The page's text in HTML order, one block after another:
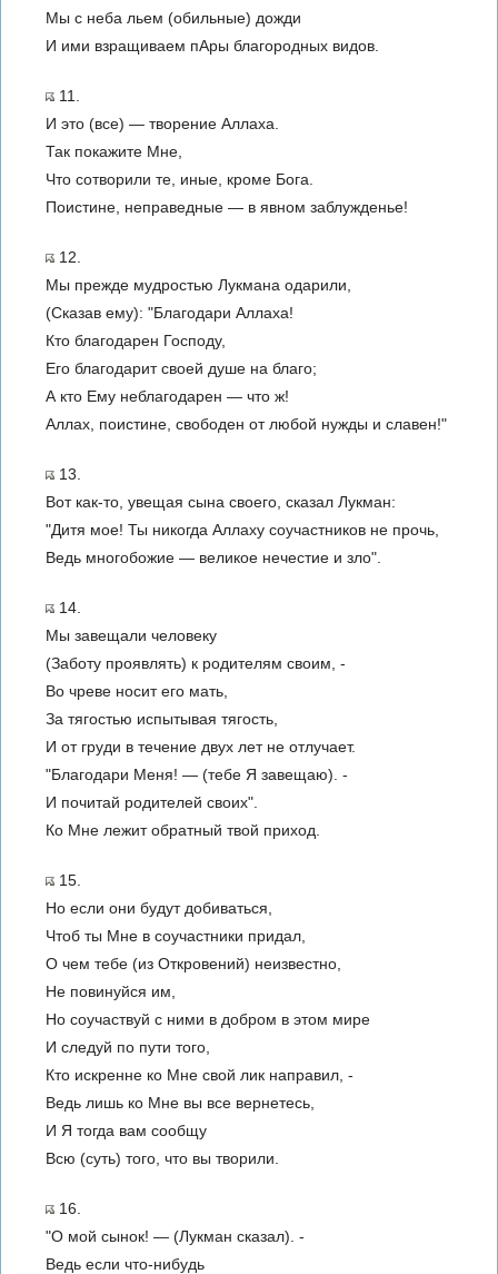
Мы с неба льем (обильные) дожди
И ими взращиваем пАры благородных видов.
11.
И это (все) — творение Аллаха.
Так покажите Мне,
Что сотворили те, иные, кроме Бога.
Поистине, неправедные — в явном заблужденье!
12.
Мы прежде мудростью Лукмана одарили,
(Сказав ему): "Благодари Аллаха!
Кто благодарен Господу,
Его благодарит своей душе на благо;
А кто Ему неблагодарен — что ж!
Аллах, поистине, свободен от любой нужды и славен!"
13.
Вот как-то, увещая сына своего, сказал Лукман:
"Дитя мое! Ты никогда Аллаху соучастников не прочь,
Ведь многобожие — великое нечестие и зло".
14.
Мы завещали человеку
(Заботу проявлять) к родителям своим, -
Во чреве носит его мать,
За тягостью испытывая тягость,
И от груди в течение двух лет не отлучает.
"Благодари Меня! — (тебе Я завещаю). -
И почитай родителей своих".
Ко Мне лежит обратный твой приход.
15.
Но если они будут добиваться,
Чтоб ты Мне в соучастники придал,
О чем тебе (из Откровений) неизвестно,
Не повинуйся им,
Но соучаствуй с ними в добром в этом мире
И следуй по пути того,
Кто искренне ко Мне свой лик направил, -
Ведь лишь ко Мне вы все вернетесь,
И Я тогда вам сообщу
Всю (суть) того, что вы творили.
16.
"О мой сынок! — (Лукман сказал). -
Ведь если что-нибудь